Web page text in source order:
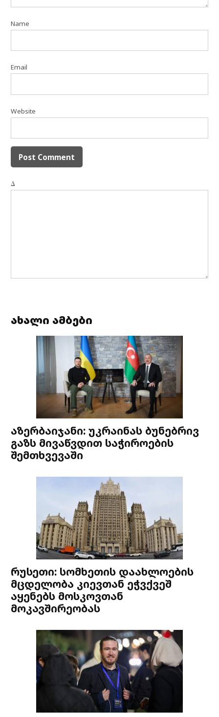
Name
Email
Website
Δ
ახალი ამბები
აზერბაიჯანი: უკრაინას ბუნებრივ
გაზს მივაწვდით საჭიროების
შემთხვევაში
რუსეთი: სომხეთის დაახლოების
მცდელობა კიევთან ეჭვქვეშ
აყენებს მოსკოვთან
მოკავშირეობას